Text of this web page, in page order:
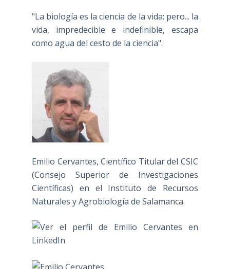
"La biología es la ciencia de la vida; pero... la
vida, impredecible e indefinible, escapa
como agua del cesto de la ciencia".
Emilio Cervantes, Científico Titular del CSIC
(Consejo Superior de Investigaciones
Científicas) en el Instituto de Recursos
Naturales y Agrobiología de Salamanca.